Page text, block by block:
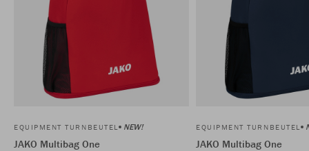
EQUIPMENT TURNBEUTEL NEW!
JAKO Multibag One
EQUIPMENT TURNBEUTEL
JAKO Multibag One